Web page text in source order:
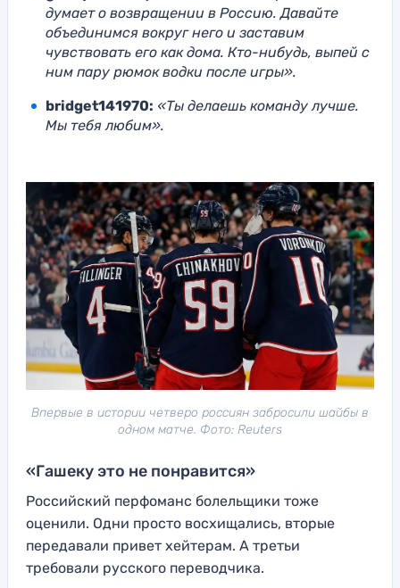
думает о возвращении в Россию. Давайте
объединимся вокруг него и заставим
чувствовать его как дома. Кто-нибудь, выпей с
ним пару рюмок водки после игры».
bridget141970: «Ты делаешь команду лучше.
Мы тебя любим».
Впервые в истории четверо россиян забросили шайбы в
одном матче. Фото: Reuters
«Гашеку это не понравится»
Российский перфоманс болельщики тоже
оценили. Одни просто восхищались, вторые
передавали привет хейтерам. А третьи
требовали русского переводчика.